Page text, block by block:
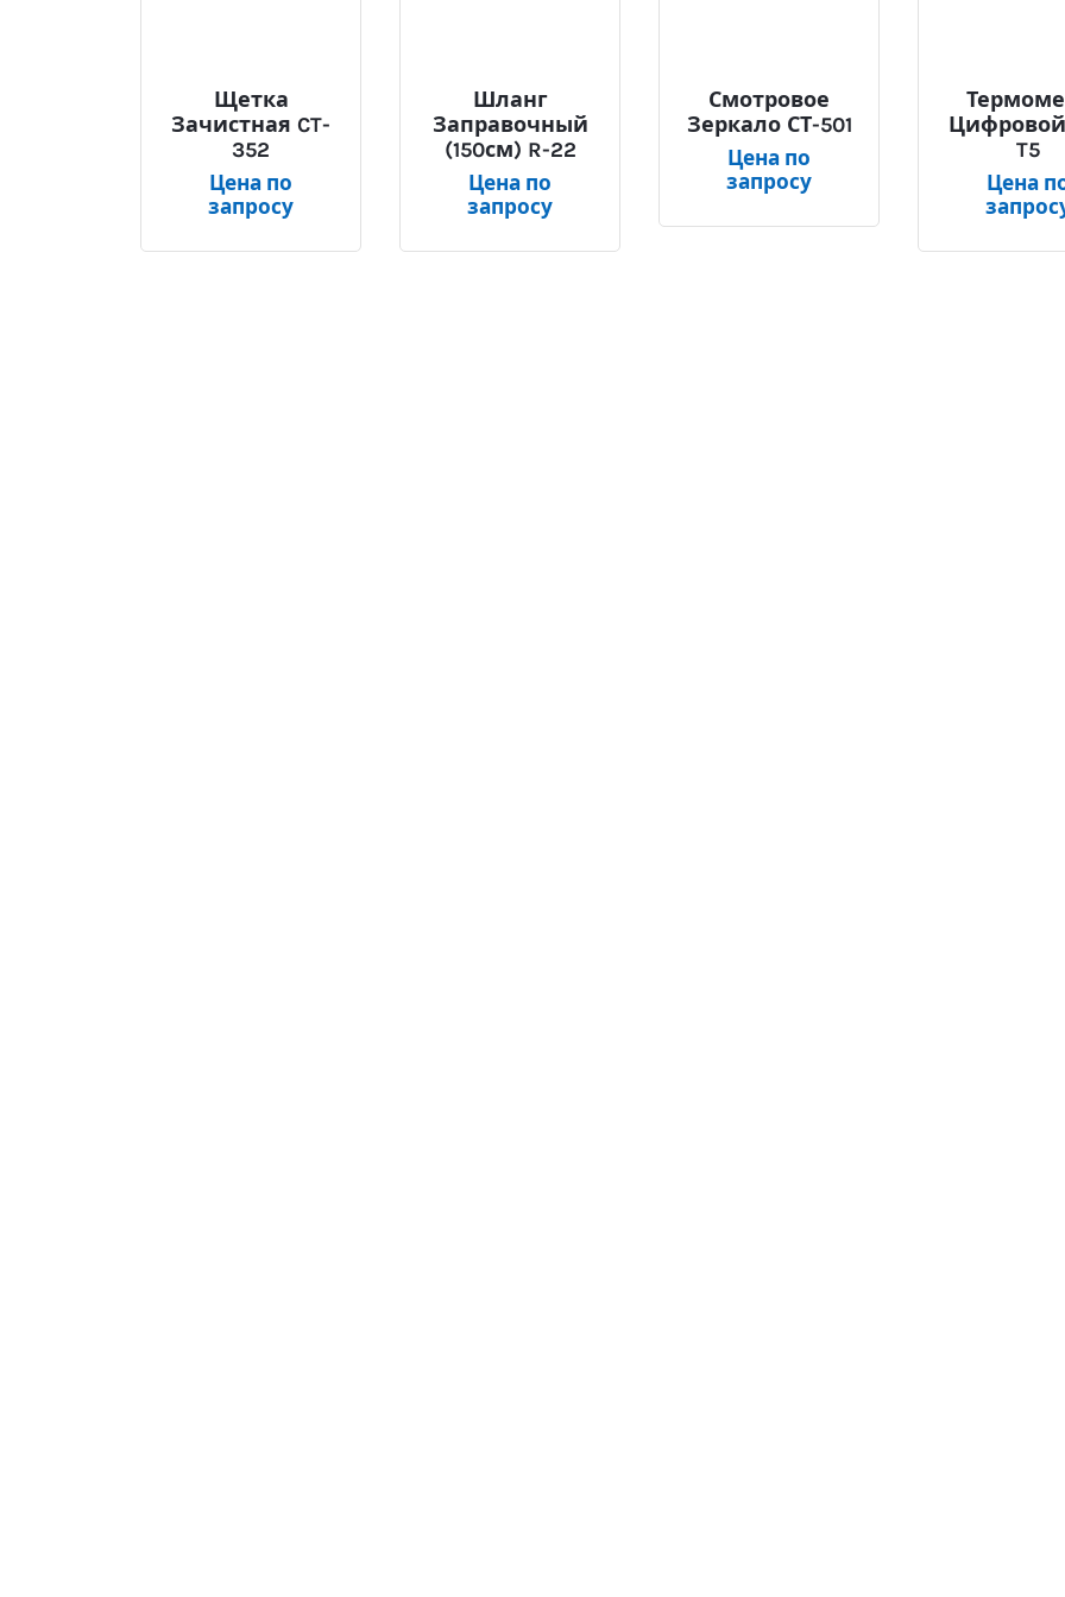
Щетка
Зачистная CT-
352
Цена по
запросу
Шланг
Заправочный
(150см) R-22
Цена по
запросу
Смотровое
Зеркало СТ-501
Цена по
запросу
Цифровой
T5
Цена